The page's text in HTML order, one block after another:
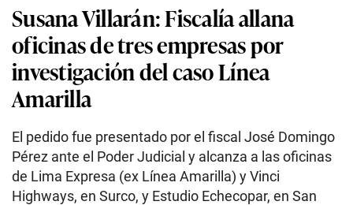
Susana Villarán: Fiscalía allana
oficinas de tres empresas por
investigación del caso Línea
Amarilla
El pedido fue presentado por el fiscal José Domingo
Pérez ante el Poder Judicial y alcanza a las oficinas
de Lima Expresa (ex Línea Amarilla) y Vinci
Highways, en Surco, y Estudio Echecopar, en San